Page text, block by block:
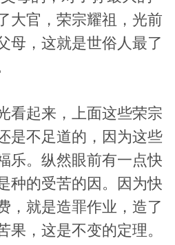
大官，荣宗耀祖，光前
母，这就是世俗人最了
看起来，上面这些荣宗
是不足道的，因为这些
乐。纵然眼前有一点快
种的受苦的因。因为快
，就是造罪作业，造了
果，这是不变的定理。